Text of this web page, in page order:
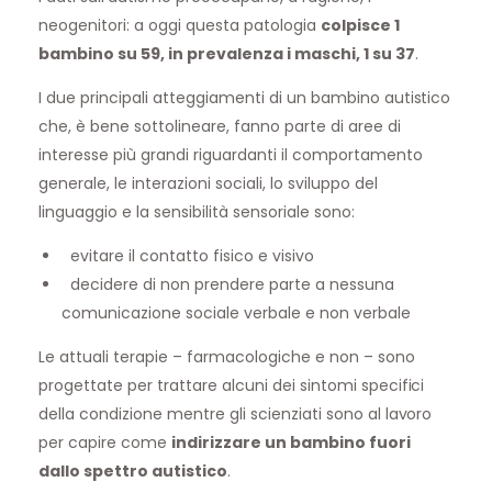
neogenitori: a oggi questa patologia colpisce 1
bambino su 59, in prevalenza i maschi, 1 su 37.
I due principali atteggiamenti di un bambino autistico
che, è bene sottolineare, fanno parte di aree di
interesse più grandi riguardanti il comportamento
generale, le interazioni sociali, lo sviluppo del
linguaggio e la sensibilità sensoriale sono:
evitare il contatto fisico e visivo
decidere di non prendere parte a nessuna
comunicazione sociale verbale e non verbale
Le attuali terapie – farmacologiche e non – sono
progettate per trattare alcuni dei sintomi specifici
della condizione mentre gli scienziati sono al lavoro
per capire come indirizzare un bambino fuori
dallo spettro autistico.